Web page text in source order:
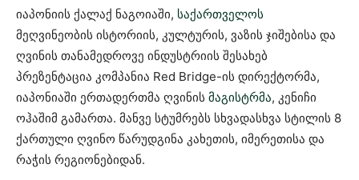
იაპონიის ქალაქ ნაგოიაში, საქართველოს
მეღვინეობის ისტორიის, კულტურის, ვაზის ჯიშებისა და
ღვინის თანამედროვე ინდუსტრიის შესახებ
პრეზენტაცია კომპანია Red Bridge-ის დირექტორმა,
იაპონიაში ერთადერთმა ღვინის მაგისტრმა, კენიჩი
ოჰაშიმ გამართა. მანვე სტუმრებს სხვადასხვა სტილის 8
ქართული ღვინო წარუდგინა კახეთის, იმერეთისა და
რაჭის რეგიონებიდან.